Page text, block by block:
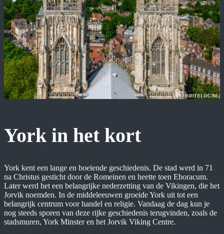
York in het kort
York kent een lange en boeiende geschiedenis. De stad werd in 71
na Christus gesticht door de Romeinen en heette toen Eboracum.
Later werd het een belangrijke nederzetting van de Vikingen, die het
Jorvik noemden. In de middeleeuwen groeide York uit tot een
belangrijk centrum voor handel en religie. Vandaag de dag kun je
nog steeds sporen van deze rijke geschiedenis terugvinden, zoals de
stadsmuren, York Minster en het Jorvik Viking Centre.